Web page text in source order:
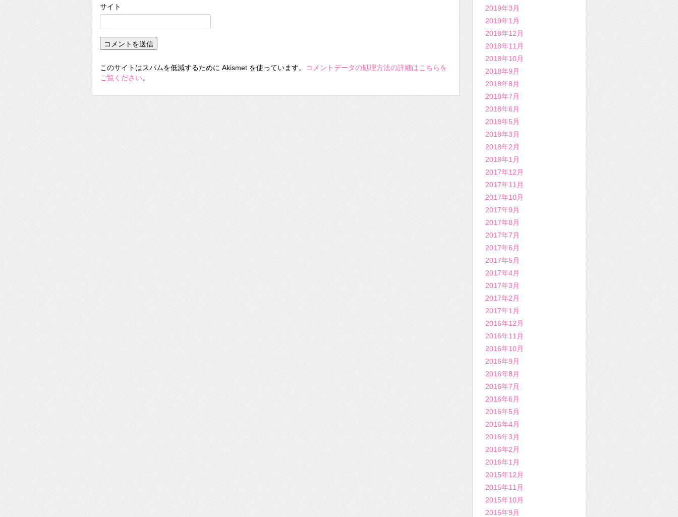
サイト
このサイトはスパムを低減するために Akismet を使っています。
コメントデータの処理方法の詳細はこちらを
ご覧ください。
2019年3月
2019年1月
2018年12月
2018年11月
2018年10月
2018年9月
2018年8月
2018年7月
2018年6月
2018年5月
2018年3月
2018年2月
2018年1月
2017年12月
2017年11月
2017年10月
2017年9月
2017年8月
2017年7月
2017年6月
2017年5月
2017年4月
2017年3月
2017年2月
2017年1月
2016年12月
2016年11月
2016年10月
2016年9月
2016年8月
2016年7月
2016年6月
2016年5月
2016年4月
2016年3月
2016年2月
2016年1月
2015年12月
2015年11月
2015年10月
2015年9月